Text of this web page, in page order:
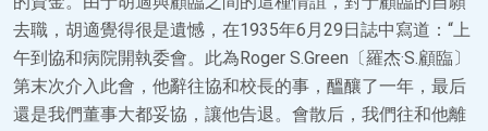
去職，胡適覺得很是遺憾，在1935年6月29日誌中寫道：“上
午到協和病院開執委會。此為Roger S.Green〔羅杰·S.顧臨〕
第末次介入此會，他辭往協和校長的事，醞釀了一年，最后
還是我們董事大都妥協，讓他告退。會散后，我們往和他離